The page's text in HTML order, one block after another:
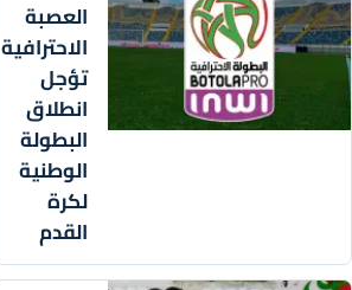
العصبة
الاحترافية
تؤجل
انطلاق
البطولة
الوطنية
لكرة
القدم